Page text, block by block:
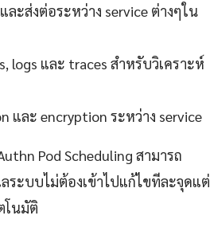
ะส่งต่อระหว่าง service ต่างๆใน
และ traces สำหรับวิเคราะห์
ละ encryption ระหว่าง service
Pod Scheduling สามารถ
ะบบไม่ต้องเข้าไปแก้ไขทีละจุดแต่
โนมัติ